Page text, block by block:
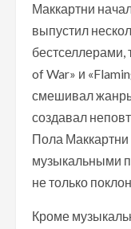
Маккартни
выпустил
бестселлерами,
of War» и
смешивал
создавал
Пола
музыкальными
не только
Кроме